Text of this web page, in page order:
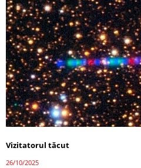
Vizitatorul tăcut
26/10/2025